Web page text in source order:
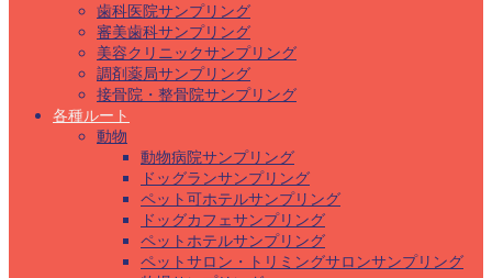
歯科医院サンプリング
審美歯科サンプリング
美容クリニックサンプリング
調剤薬局サンプリング
接骨院・整骨院サンプリング
各種ルート
動物
動物病院サンプリング
ドッグランサンプリング
ペット可ホテルサンプリング
ドッグカフェサンプリング
ペットホテルサンプリング
ペットサロン・トリミングサロンサンプリング